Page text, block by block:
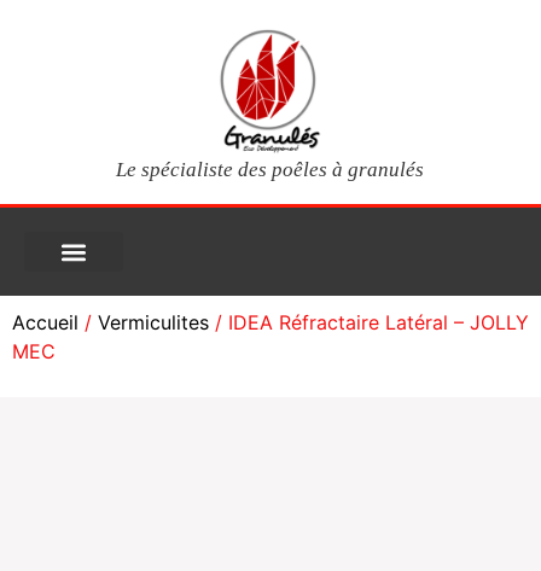
Le spécialiste des poêles à granulés
Accueil / Vermiculites / IDEA Réfractaire Latéral – JOLLY
MEC